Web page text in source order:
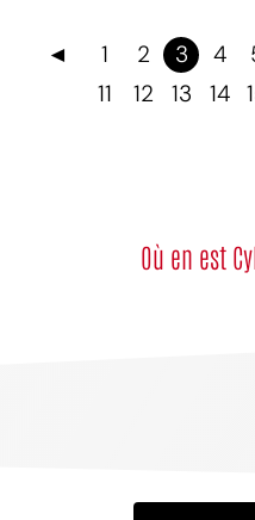
◄ 1 2 3 4
11
12 13 14
Où en est